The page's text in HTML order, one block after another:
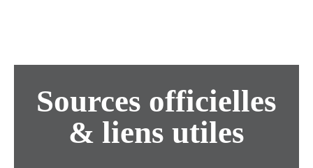
Sources officielles
& liens utiles